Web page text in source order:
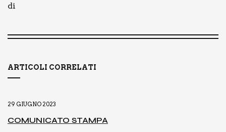
di
ARTICOLI CORRELATI
29 GIUGNO 2023
COMU­NI­CA­TO STAM­PA